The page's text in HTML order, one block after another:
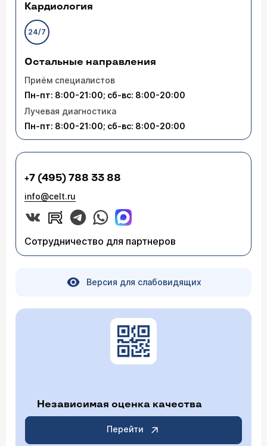
Кардиология
24/7
Остальные направления
Приём специалистов
Пн-пт: 8:00-21:00; сб-вс: 8:00-20:00
Лучевая диагностика
Пн-пт: 8:00-21:00; сб-вс: 8:00-20:00
+7 (495) 788 33 88
info@celt.ru
Сотрудничество для партнеров
Версия для слабовидящих
Независимая оценка качества
Перейти